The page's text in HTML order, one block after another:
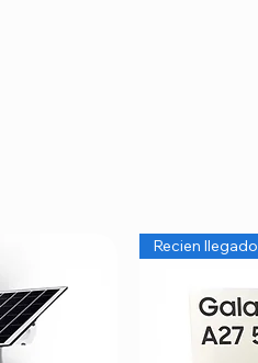
Recien llegado